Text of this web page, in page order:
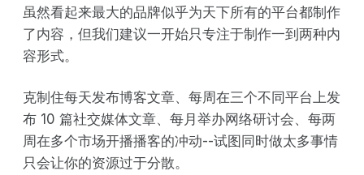
虽然看起来最大的品牌似乎为天下所有的平台都制作
了内容，但我们建议一开始只专注于制作一到两种内
容形式。
克制住每天发布博客文章、每周在三个不同平台上发
布 10 篇社交媒体文章、每月举办网络研讨会、每两
周在多个市场开播播客的冲动--试图同时做太多事情
只会让你的资源过于分散。